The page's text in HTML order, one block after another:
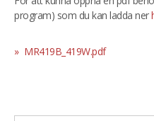
program) som du kan ladda ner
MR419B_419W.pdf